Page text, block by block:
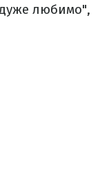
любимо",